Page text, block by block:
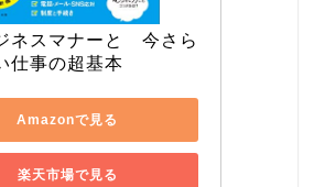
ネスマナーと　今さら
仕事の超基本
Amazonで見る
楽天市場で見る